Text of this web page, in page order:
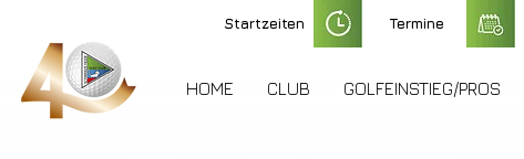
Startzeiten Termine
HOME CLUB GOLFEINSTIEG/PROS